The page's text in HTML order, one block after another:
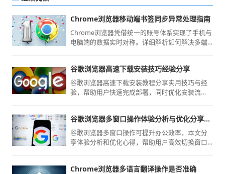
Chrome浏览器移动端书签同步异常处理指南
Chrome浏览器凭借统一的账号体系实现了手机与
电脑端的数据实时对称。详细解析如何解决多端
如影随形，在不同终端切换时依然能获得一致的
高端交互感受。
谷歌浏览器高速下载安装技巧经验分享
谷歌浏览器高速下载安装教程分享实用技巧与经
验，帮助用户快速完成部署，同时优化安装流
谷歌浏览器多窗口操作体验分析与优化分享心得
谷歌浏览器多窗口操作可提升办公效率，本文分
享体验分析和优化心得，帮助用户高效切换窗口
Chrome浏览器多语言翻译操作是否准确